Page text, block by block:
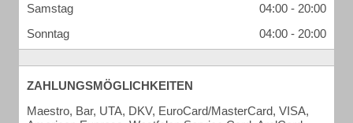
Samstag
04:00 - 20:00
Sonntag
04:00 - 20:00
ZAHLUNGSMÖGLICHKEITEN
Maestro, Bar, UTA, DKV, EuroCard/MasterCard, VISA,